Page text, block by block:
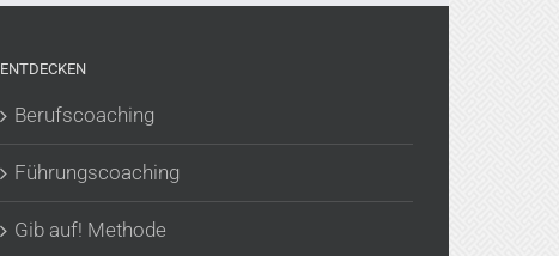
ENTDECKEN
Berufscoaching
Führungscoaching
Gib auf! Methode